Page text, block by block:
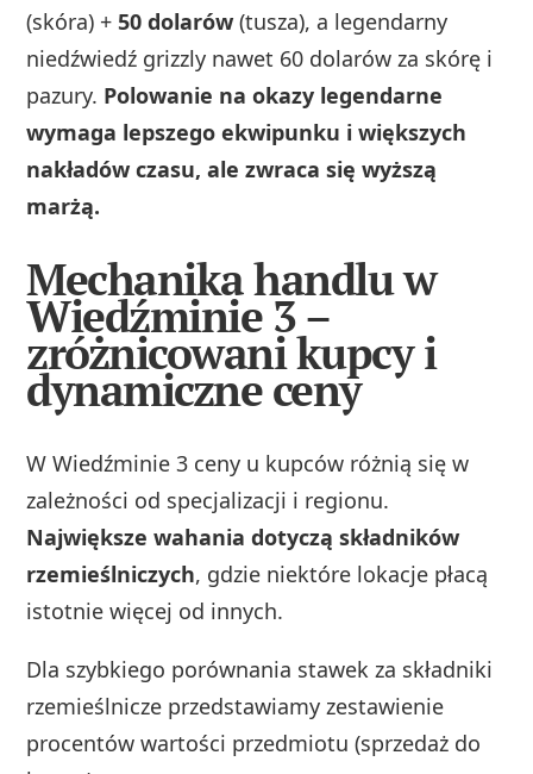
(skóra) +50 dolarów (tusza), a legendarny
niedźwiedź grizzly nawet 60 dolarów za skórę i
pazury. Polowanie na okazy legendarne
wymaga lepszego ekwipunku i większych
nakładów czasu, ale zwraca się wyższą
marżą.
Mechanika handlu w
Wiedźminie 3 –
zróżnicowani kupcy i
dynamiczne ceny
W Wiedźminie 3 ceny u kupców różnią się w
zależności od specjalizacji i regionu.
Największe wahania dotyczą składników
rzemieślniczych, gdzie niektóre lokacje płacą
istotnie więcej od innych.
Dla szybkiego porównania stawek za składniki
rzemieślnicze przedstawiamy zestawienie
procentów wartości przedmiotu (sprzedaż do